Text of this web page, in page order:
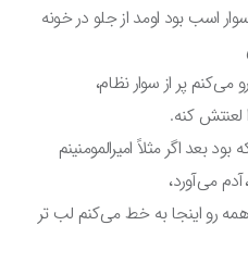
اسب بود اومد از جلو در خونه
پر از سوار نظام،
کنه.
اگر مثلاً امیرالمومنینم
می‌آورد،
رو اینجا به خط می‌کنم لب تر